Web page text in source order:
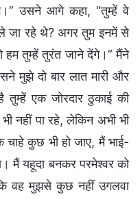
उसने आगे कहा, “तुम्हें वे
जा रहे थे? अगर तुम इनमें से
हम तुम्हें तुरंत जाने देंगे।” मैंने
मुझे दो बार लात मारी और
तुम्हें एक जोरदार ठुकाई की
नहीं पा रहे, लेकिन अभी भी
चाहे कुछ भी हो जाए, मैं भाई-
मैं यहूदा बनकर परमेश्वर को
वह मुझसे कुछ नहीं उगलवा